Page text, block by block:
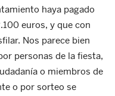
haya pagado
euros, y que con
Nos parece bien
personas de la fiesta,
o miembros de
o por sorteo se